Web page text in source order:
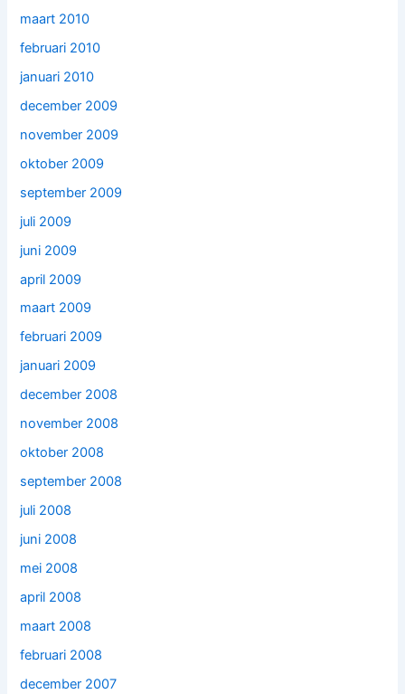
maart 2010
februari 2010
januari 2010
december 2009
november 2009
oktober 2009
september 2009
juli 2009
juni 2009
april 2009
maart 2009
februari 2009
januari 2009
december 2008
november 2008
oktober 2008
september 2008
juli 2008
juni 2008
mei 2008
april 2008
maart 2008
februari 2008
december 2007